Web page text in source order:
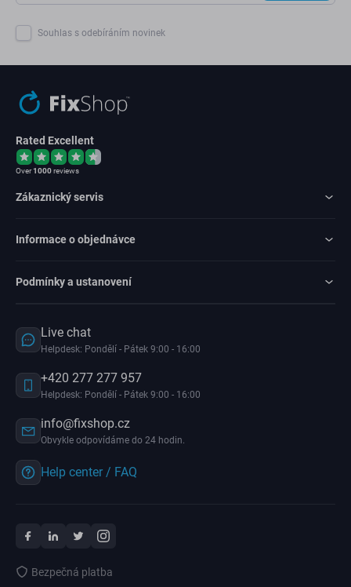
Souhlas s odebíráním novinek
Rated Excellent
Over1000reviews
Zákaznický servis
Informace o objednávce
Podmínky a ustanovení
Live chat
Helpdesk: Pondělí - Pátek 9:00 - 16:00
+420 277 277 957
Helpdesk: Pondělí - Pátek 9:00 - 16:00
info@fixshop.cz
Obvykle odpovídáme do 24 hodin.
Help center / FAQ
Bezpečná platba